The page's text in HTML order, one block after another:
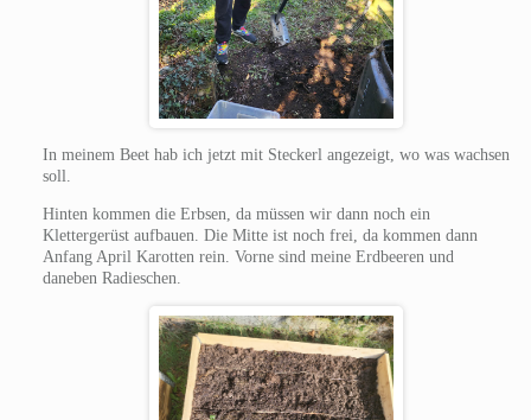
In meinem Beet hab ich jetzt mit Steckerl angezeigt, wo was wachsen
soll.
Hinten kommen die Erbsen, da müssen wir dann noch ein
Klettergerüst aufbauen. Die Mitte ist noch frei, da kommen dann
Anfang April Karotten rein. Vorne sind meine Erdbeeren und
daneben Radieschen.